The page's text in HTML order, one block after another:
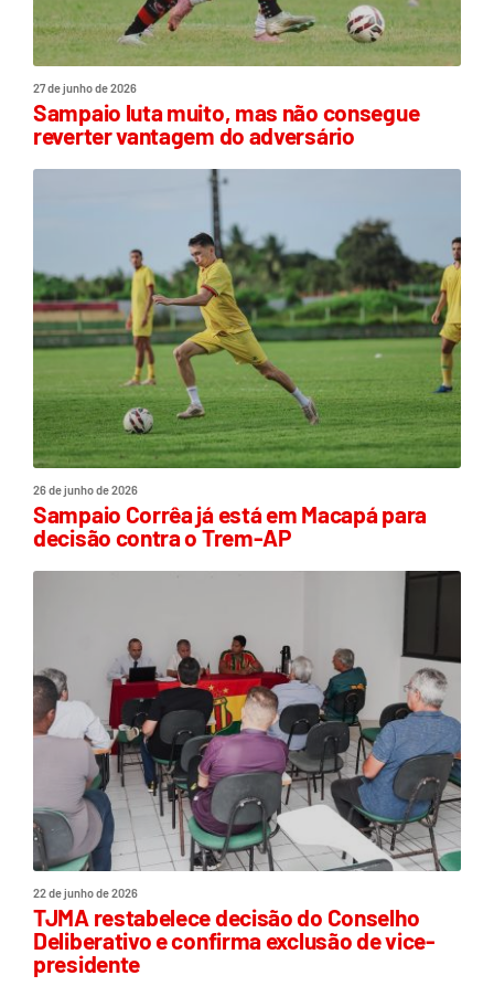
27 de junho de 2026
Sampaio luta muito, mas não consegue
reverter vantagem do adversário
26 de junho de 2026
Sampaio Corrêa já está em Macapá para
decisão contra o Trem-AP
22 de junho de 2026
TJMA restabelece decisão do Conselho
Deliberativo e confirma exclusão de vice-
presidente